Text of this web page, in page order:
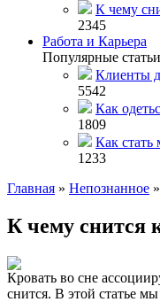
К чему
2345
Работа и Карьера
Популярные статьи
Клиенты
5542
Как
1809
Как стать
1233
Главная » Непознанное »
К чему снится
Кровать во сне
снится. В этой статье